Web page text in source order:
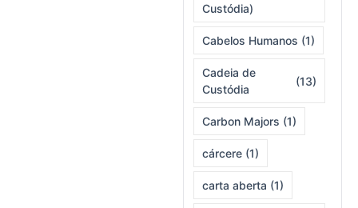
Custódia)
Cabelos Humanos (1)
Cadeia de
Custódia
(13)
Carbon Majors (1)
cárcere (1)
carta aberta (1)